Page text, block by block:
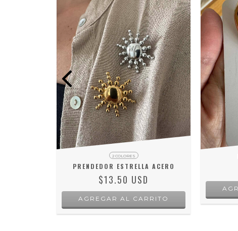
2 COLORES
PRENDEDOR ESTRELLA ACERO
$13.50 USD
AGREGAR AL CARRITO